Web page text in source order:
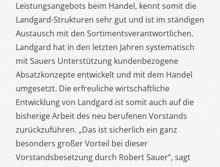
Leistungsangebots beim Handel, kennt somit die
Landgard-Strukturen sehr gut und ist im ständigen
Austausch mit den Sortimentsverantwortlichen.
Landgard hat in den letzten Jahren systematisch
mit Sauers Unterstützung kundenbezogene
Absatzkonzepte entwickelt und mit dem Handel
umgesetzt. Die erfreuliche wirtschaftliche
Entwicklung von Landgard ist somit auch auf die
bisherige Arbeit des neu berufenen Vorstands
zurückzuführen. „Das ist sicherlich ein ganz
besonders großer Vorteil bei dieser
Vorstandsbesetzung durch Robert Sauer“, sagt